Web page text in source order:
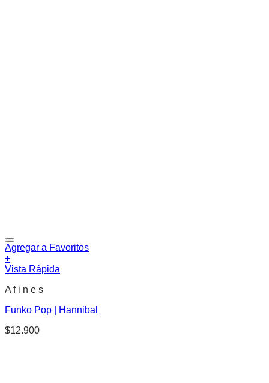
Agregar a Favoritos
+
Vista Rápida
A f i n e s
Funko Pop | Hannibal
$12.900